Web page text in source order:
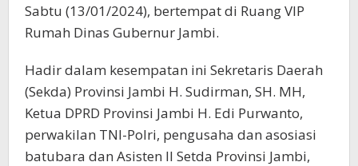
Sabtu (13/01/2024), bertempat di Ruang VIP
Rumah Dinas Gubernur Jambi.
Hadir dalam kesempatan ini Sekretaris Daerah
(Sekda) Provinsi Jambi H. Sudirman, SH. MH,
Ketua DPRD Provinsi Jambi H. Edi Purwanto,
perwakilan TNI-Polri, pengusaha dan asosiasi
batubara dan Asisten II Setda Provinsi Jambi,